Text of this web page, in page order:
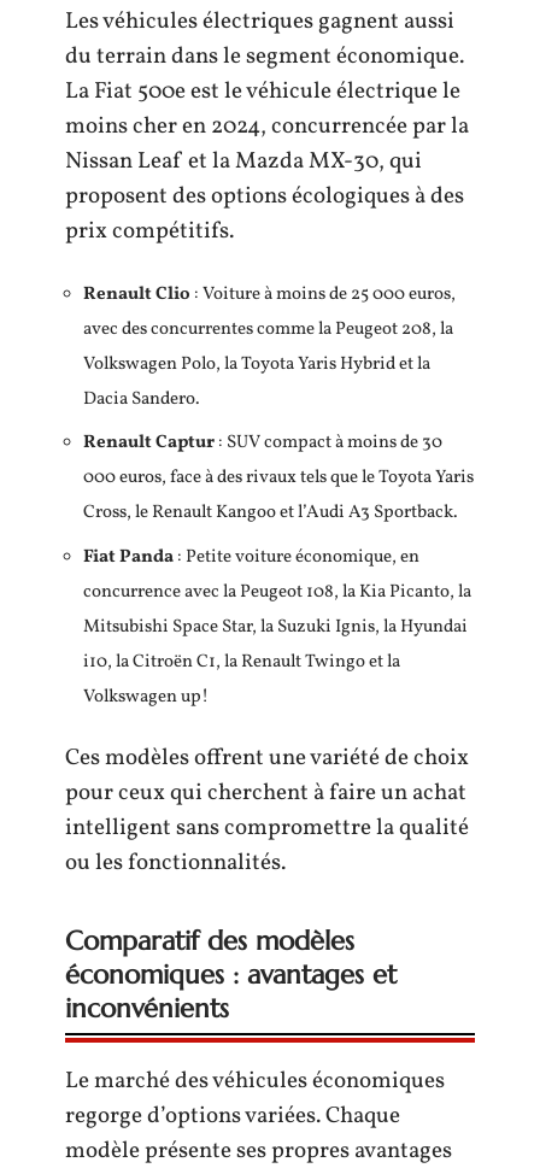
Les véhicules électriques gagnent aussi
du terrain dans le segment économique.
La Fiat 500e est le véhicule électrique le
moins cher en 2024, concurrencée par la
Nissan Leaf et la Mazda MX-30, qui
proposent des options écologiques à des
prix compétitifs.
Renault Clio : Voiture à moins de 25 000 euros,
avec des concurrentes comme la Peugeot 208, la
Volkswagen Polo, la Toyota Yaris Hybrid et la
Dacia Sandero.
Renault Captur: SUV compact à moins de 30
000 euros, face à des rivaux tels que le Toyota Yaris
Cross, le Renault Kangoo et l’Audi A3 Sportback.
Fiat Panda: Petite voiture économique, en
concurrence avec la Peugeot 108, la Kia Picanto, la
Mitsubishi Space Star, la Suzuki Ignis, la Hyundai
i10, la Citroën C1, la Renault Twingo et la
Volkswagen up!
Ces modèles offrent une variété de choix
pour ceux qui cherchent à faire un achat
intelligent sans compromettre la qualité
ou les fonctionnalités.
Comparatif des modèles
économiques : avantages et
inconvénients
Le marché des véhicules économiques
regorge d’options variées. Chaque
modèle présente ses propres avantages